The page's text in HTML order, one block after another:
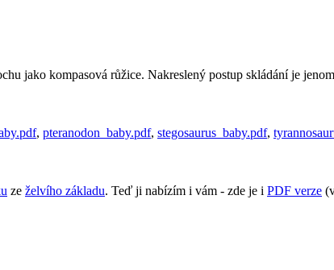
jako kompasová růžice. Nakreslený postup skládání je
, pteranodon_baby.pdf, stegosaurus_baby.pdf,
ze želvího základu. Teď ji nabízím i vám - zde je i PDF verze